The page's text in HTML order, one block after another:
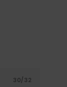
30/32